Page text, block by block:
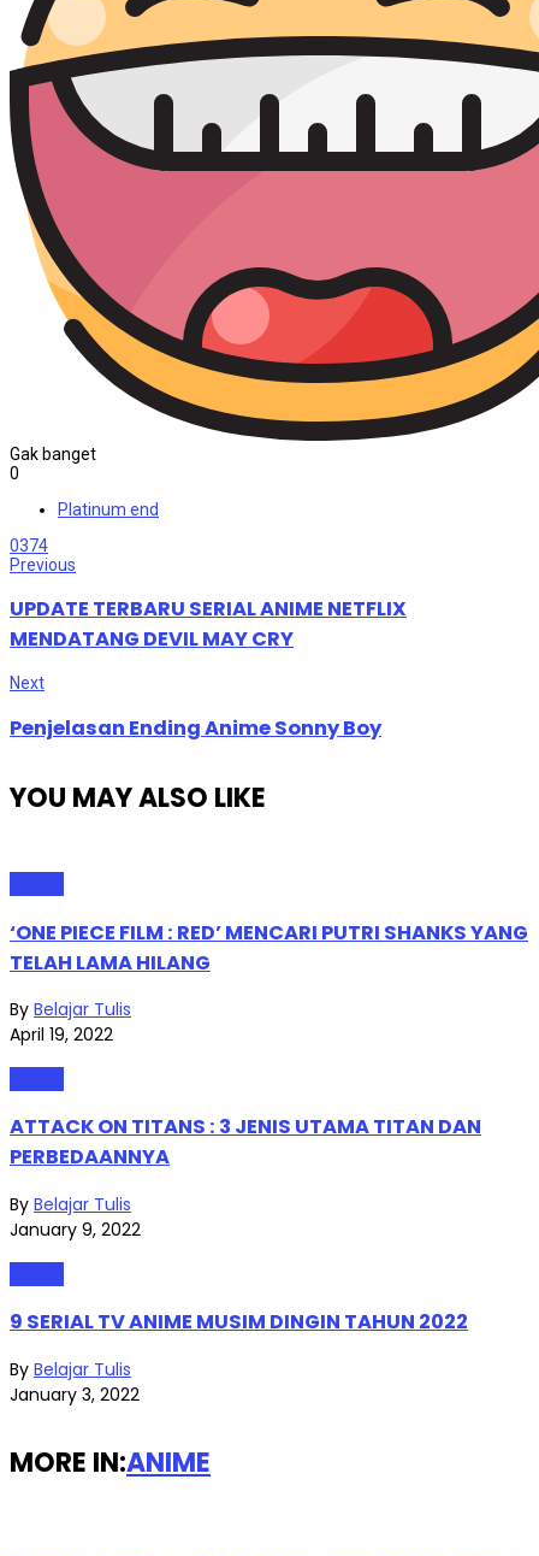
Gak banget
0
Platinum end
0374
Previous
UPDATE TERBARU SERIAL ANIME NETFLIX
MENDATANG DEVIL MAY CRY
Next
Penjelasan Ending Anime Sonny Boy
YOU MAY ALSO LIKE
‘ONE PIECE FILM : RED’ MENCARI PUTRI SHANKS YANG
TELAH LAMA HILANG
By Belajar Tulis
April 19, 2022
ATTACK ON TITANS : 3 JENIS UTAMA TITAN DAN
PERBEDAANNYA
By Belajar Tulis
January 9, 2022
9 SERIAL TV ANIME MUSIM DINGIN TAHUN 2022
By Belajar Tulis
January 3, 2022
MORE IN:ANIME